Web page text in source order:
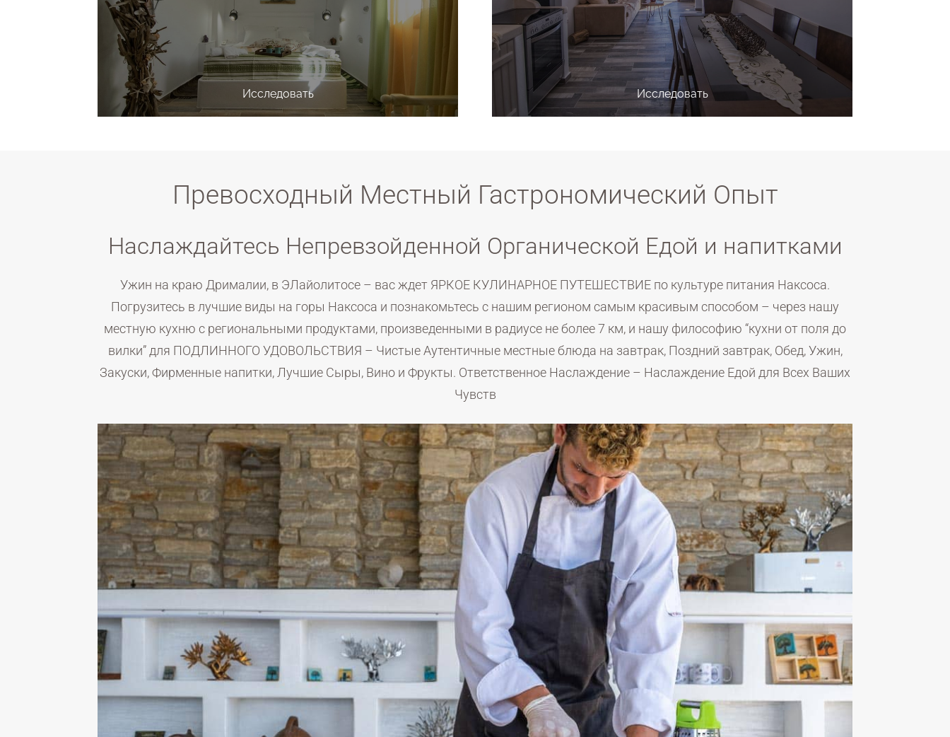
Исследовать Исследовать
Превосходный Местный Гастрономический Опыт
Наслаждайтесь Непревзойденной Органической Едой и напитками
Ужин на краю Дрималии, в ЭЛайолитосе – вас ждет ЯРКОЕ КУЛИНАРНОЕ ПУТЕШЕСТВИЕ по культуре питания Наксоса.
Погрузитесь в лучшие виды на горы Наксоса и познакомьтесь с нашим регионом самым красивым способом – через нашу
местную кухню с региональными продуктами, произведенными в радиусе не более 7 км, и нашу философию “кухни от поля до
вилки” для ПОДЛИННОГО УДОВОЛЬСТВИЯ – Чистые Аутентичные местные блюда на завтрак, Поздний завтрак, Обед, Ужин,
Закуски, Фирменные напитки, Лучшие Сыры, Вино и Фрукты. Ответственное Наслаждение – Наслаждение Едой для Всех Ваших
Чувств